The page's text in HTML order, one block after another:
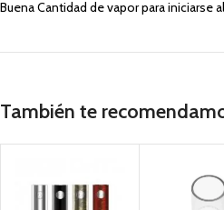
Buena Cantidad de vapor para iniciarse
Buena sensación de calada, similar al
contenido:
También te